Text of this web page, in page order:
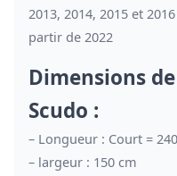
2013, 2014, 2015 et
partir de 2022
Dimensions
Scudo :
– Longueur : Court =
– largeur : 150 cm